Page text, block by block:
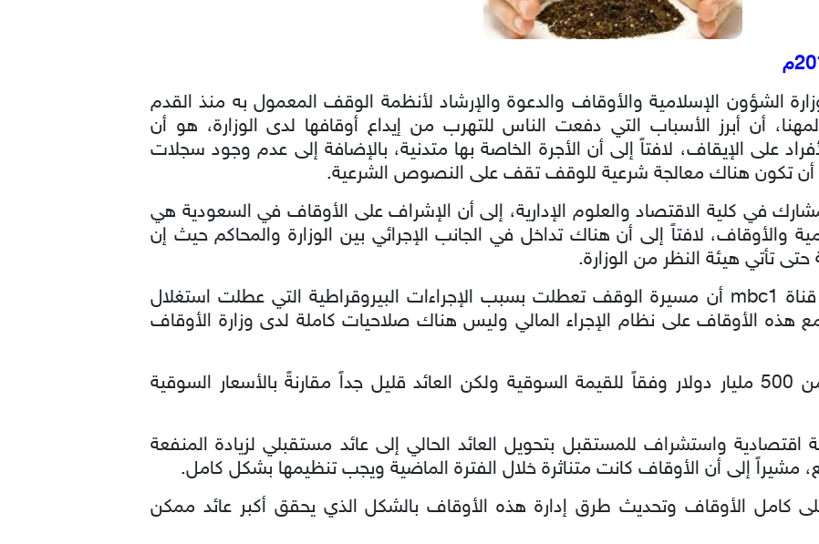
الشؤون الإسلامية والأوقاف والدعوة والإرشاد لأنظمة الوقف المعمول به منذ القدم
أن أبرز الأسباب التي دفعت الناس للتهرب من إيداع أوقافها لدى الوزارة، هو أن
على الإيقاف، لافتاً إلى أن الأجرة الخاصة بها متدنية، بالإضافة إلى عدم وجود سجلات
تكون هناك معالجة شرعية للوقف تقف على النصوص الشرعية.
في كلية الاقتصاد والعلوم الإدارية، إلى أن الإشراف على الأوقاف في السعودية هي
والأوقاف، لافتاً إلى أن هناك تداخل في الجانب الإجرائي بين الوزارة والمحاكم حيث إن
تأتي هيئة النظر من الوزارة.
mbc1 أن مسيرة الوقف تعطلت بسبب الإجراءات البيروقراطية التي عطلت استغلال
هذه الأوقاف على نظام الإجراء المالي وليس هناك صلاحيات كاملة لدى وزارة الأوقاف
وبين أن قيمة الأوقاف تبلغ أكثر من 500 مليار دولار وفقاً للقيمة السوقية ولكن العائد قليل جداً مقارنةً بالأسعار السوقية
واستشراف للمستقبل بتحويل العائد الحالي إلى عائد مستقبلي لزيادة المنفعة
مشيراً إلى أن الأوقاف كانت متناثرة خلال الفترة الماضية ويجب تنظيمها بشكل كامل.
كامل الأوقاف وتحديث طرق إدارة هذه الأوقاف بالشكل الذي يحقق أكبر عائد ممكن